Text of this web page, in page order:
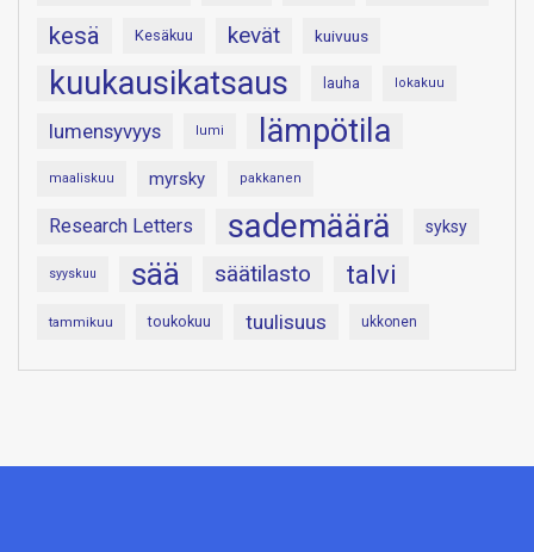
kesä Kesäkuu kevät kuivuus
kuukausikatsaus lauha lokakuu
lumensyvyys lumi lämpötila
maaliskuu myrsky pakkanen
Research Letters sademäärä syksy
syyskuu sää säätilasto talvi
tammikuu toukokuu tuulisuus ukkonen